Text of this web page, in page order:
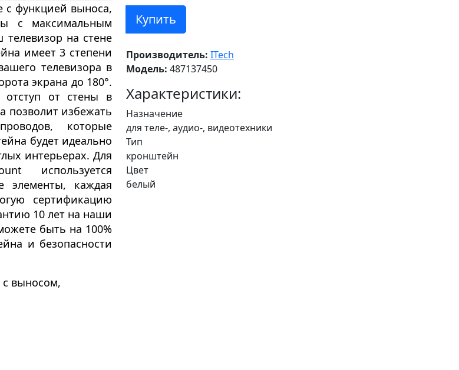
с функцией выноса,
с
максимальным
на стене
имеет 3 степени
телевизора в
экрана до 180°.
отступ от стены в
позволит избежать
которые
будет идеально
интерьерах. Для
используется
элементы, каждая
сертификацию
10 лет на наши
быть на 100%
и безопасности
с выносом,
Купить
Производитель: ITech
Модель: 487137450
Характеристики:
Назначение
для теле-, аудио-, видеотехники
Тип
кронштейн
Цвет
белый